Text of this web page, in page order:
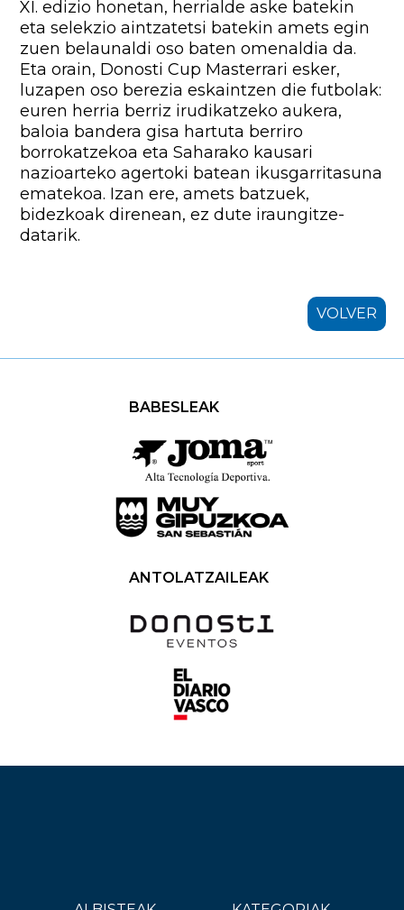
XI. edizio honetan, herrialde aske batekin
eta selekzio aintzatetsi batekin amets egin
zuen belaunaldi oso baten omenaldia da.
Eta orain, Donosti Cup Masterrari esker,
luzapen oso berezia eskaintzen die futbolak:
euren herria berriz irudikatzeko aukera,
baloia bandera gisa hartuta berriro
borrokatzekoa eta Saharako kausari
nazioarteko agertoki batean ikusgarritasuna
ematekoa. Izan ere, amets batzuek,
bidezkoak direnean, ez dute iraungitze-
datarik.
VOLVER
BABESLEAK
ANTOLATZAILEAK